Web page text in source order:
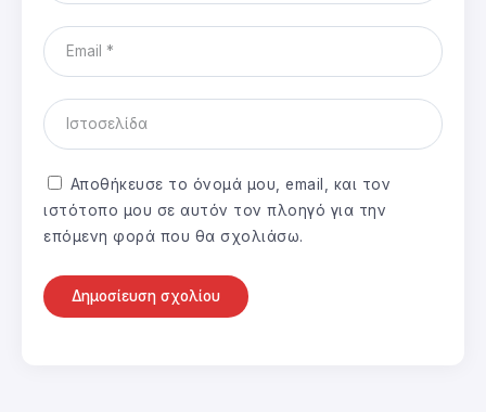
Αποθήκευσε το όνομά μου, email, και τον
ιστότοπο μου σε αυτόν τον πλοηγό για την
επόμενη φορά που θα σχολιάσω.